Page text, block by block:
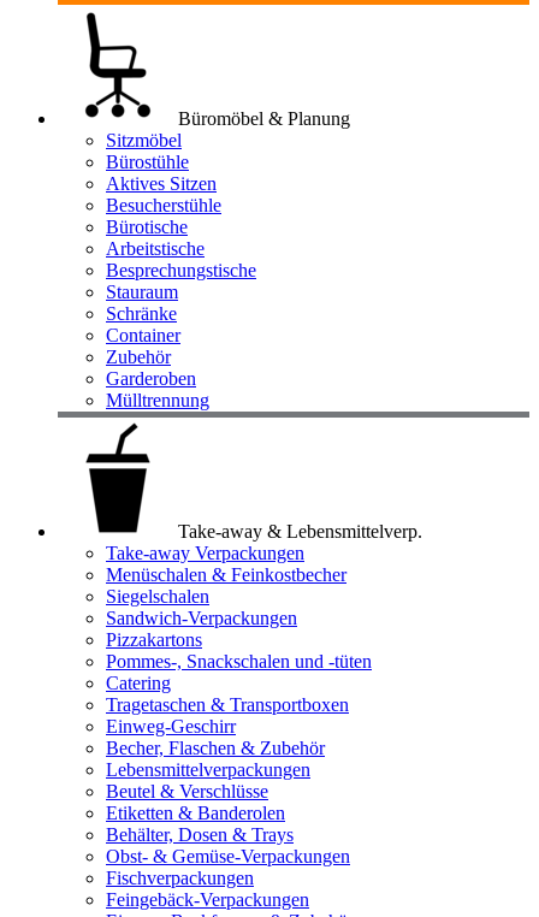
Büromöbel & Planung
Sitzmöbel
Bürostühle
Aktives Sitzen
Besucherstühle
Bürotische
Arbeitstische
Besprechungstische
Stauraum
Schränke
Container
Zubehör
Garderoben
Mülltrennung
Take-away & Lebensmittelverp.
Take-away Verpackungen
Menüschalen & Feinkostbecher
Siegelschalen
Sandwich-Verpackungen
Pizzakartons
Pommes-, Snackschalen und -tüten
Catering
Tragetaschen & Transportboxen
Einweg-Geschirr
Becher, Flaschen & Zubehör
Lebensmittelverpackungen
Beutel & Verschlüsse
Etiketten & Banderolen
Behälter, Dosen & Trays
Obst- & Gemüse-Verpackungen
Fischverpackungen
Feingebäck-Verpackungen